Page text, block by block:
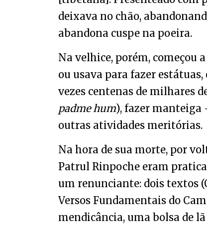
deixava no chão,
abandona cuspe na poeira.
Na velhice, porém, começou
ou usava para fazer
vezes centenas de milhares
padme hum), fazer manteiga
outras atividades meritórias.
Na hora de sua morte, por
Patrul Rinpoche eram
um renunciante: dois textos
Versos Fundamentais do
mendicância, uma bolsa de